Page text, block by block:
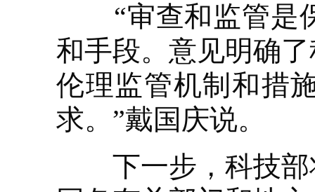
“审查和监管是保
和手段。意见明确
伦理监管机制和措
求。”戴国庆说。
下一步，科技部